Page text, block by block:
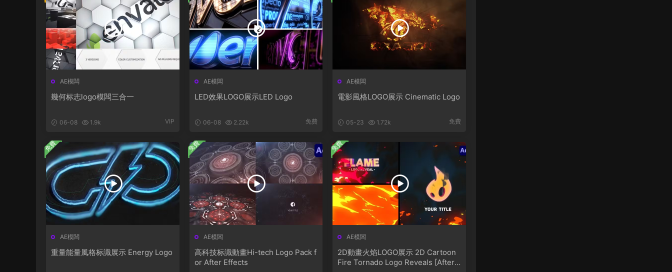
AE模闆
幾何标志logo模闆三合一
06-08 1.9k VIP
AE模闆
LED效果LOGO展示LED Logo
06-08 2.22k 免費
AE模闆
電影風格LOGO展示 Cinematic Logo
05-23 1.72k 免費
AE模闆
重量能量風格标識展示 Energy Logo
免費
AE模闆
高科技标識動畫Hi-tech Logo Pack f
or After Effects
免費
AE模闆
2D動畫火焰LOGO展示 2D Cartoon
Fire Tornado Logo Reveals [After
免費